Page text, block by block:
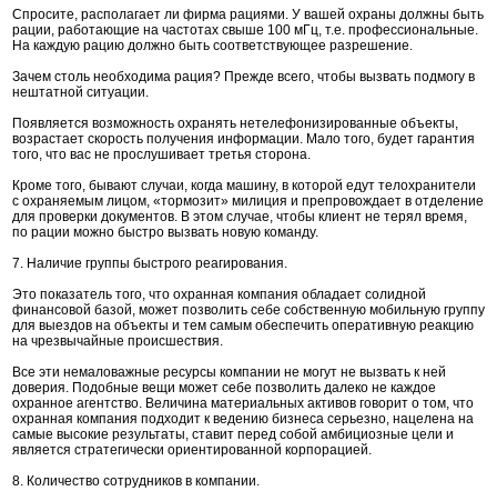
Спросите, располагает ли фирма рациями. У вашей охраны должны быть
рации, работающие на частотах свыше 100 мГц, т.е. профессиональные.
На каждую рацию должно быть соответствующее разрешение.
Зачем столь необходима рация? Прежде всего, чтобы вызвать подмогу в
нештатной ситуации.
Появляется возможность охранять нетелефонизированные объекты,
возрастает скорость получения информации. Мало того, будет гарантия
того, что вас не прослушивает третья сторона.
Кроме того, бывают случаи, когда машину, в которой едут телохранители
с охраняемым лицом, «тормозит» милиция и препровождает в отделение
для проверки документов. В этом случае, чтобы клиент не терял время,
по рации можно быстро вызвать новую команду.
7. Наличие группы быстрого реагирования.
Это показатель того, что охранная компания обладает солидной
финансовой базой, может позволить себе собственную мобильную группу
для выездов на объекты и тем самым обеспечить оперативную реакцию
на чрезвычайные происшествия.
Все эти немаловажные ресурсы компании не могут не вызвать к ней
доверия. Подобные вещи может себе позволить далеко не каждое
охранное агентство. Величина материальных активов говорит о том, что
охранная компания подходит к ведению бизнеса серьезно, нацелена на
самые высокие результаты, ставит перед собой амбициозные цели и
является стратегически ориентированной корпорацией.
8. Количество сотрудников в компании.